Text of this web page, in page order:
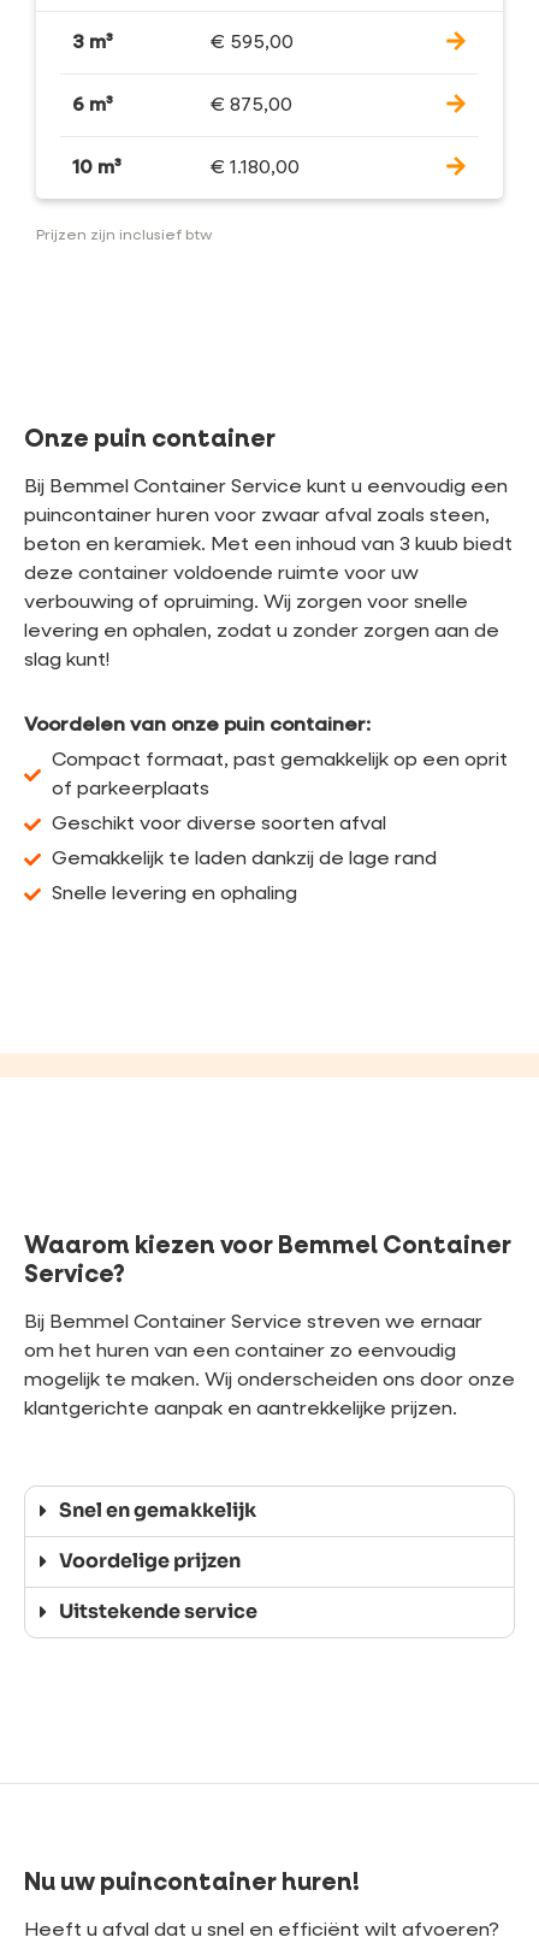
3 m³ € 595,00
6 m³ € 875,00
10 m³ € 1.180,00
Prijzen zijn inclusief btw
Onze puin container
Bij Bemmel Container Service kunt u eenvoudig een
puincontainer huren voor zwaar afval zoals steen,
beton en keramiek. Met een inhoud van 3 kuub biedt
deze container voldoende ruimte voor uw
verbouwing of opruiming. Wij zorgen voor snelle
levering en ophalen, zodat u zonder zorgen aan de
slag kunt!
Voordelen van onze puin container:
Compact formaat, past gemakkelijk op een oprit
of parkeerplaats
Geschikt voor diverse soorten afval
Gemakkelijk te laden dankzij de lage rand
Snelle levering en ophaling
Waarom kiezen voor Bemmel Container
Service?
Bij Bemmel Container Service streven we ernaar
om het huren van een container zo eenvoudig
mogelijk te maken. Wij onderscheiden ons door onze
klantgerichte aanpak en aantrekkelijke prijzen.
Snel en gemakkelijk
Voordelige prijzen
Uitstekende service
Nu uw puincontainer huren!
Heeft u afval dat u snel en efficiënt wilt afvoeren?